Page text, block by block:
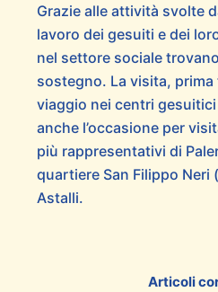
Grazie alle attività svolte
lavoro dei gesuiti e dei
nel settore sociale
sostegno. La visita,
viaggio nei centri
anche l’occasione per
più rappresentativi di
quartiere San Filippo Neri
Astalli.
Articoli